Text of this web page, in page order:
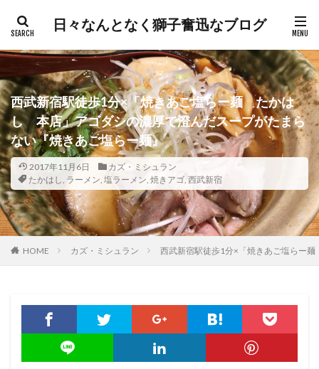
日々なんとなく獅子奮迅なブログ
西武新宿駅徒歩1分×「焼きあご塩らー麺 たかは
し 本店」アゴダシの濃厚で澄んだスープがたまら
ない『焼きあご塩らー麺』
2017年11月6日
カズ・ミシュラン
たかはし, ラーメン, 塩ラーメン, 焼きアゴ, 西武新宿
HOME カズ・ミシュラン 西武新宿駅徒歩1分×「焼きあご塩らー